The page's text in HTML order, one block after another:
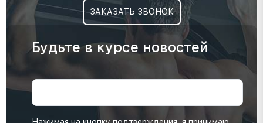
ЗАКАЗАТЬ ЗВОНОК
Будьте в курсе новостей